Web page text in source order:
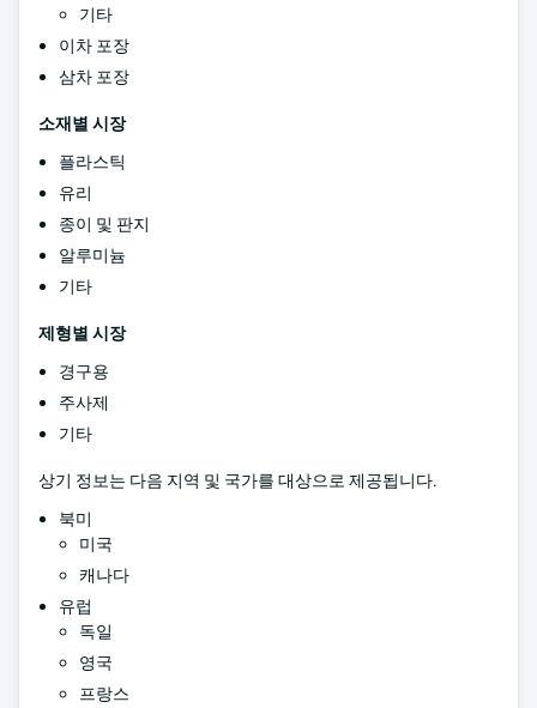
기타
이차 포장
삼차 포장
소재별 시장
플라스틱
유리
종이 및 판지
알루미늄
기타
제형별 시장
경구용
주사제
기타
상기 정보는 다음 지역 및 국가를 대상으로 제공됩니다.
북미
미국
캐나다
유럽
독일
영국
프랑스